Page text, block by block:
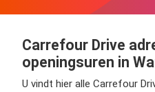
Carrefour Drive
openingsuren in
U vindt hier alle Carrefour